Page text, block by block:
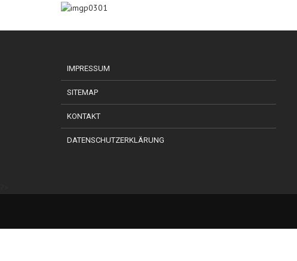
IMPRESSUM
SITEMAP
KONTAKT
DATENSCHUTZERKLÄRUNG